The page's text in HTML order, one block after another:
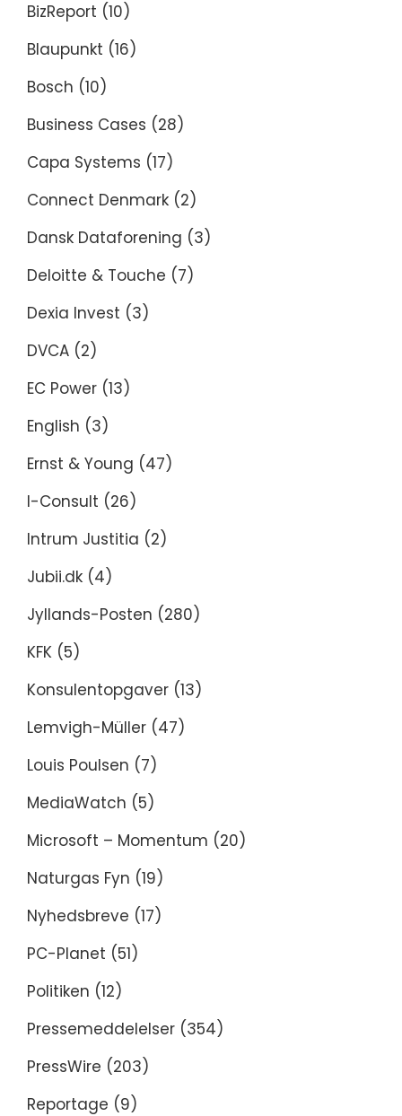
BizReport (10)
Blaupunkt (16)
Bosch (10)
Business Cases (28)
Capa Systems (17)
Connect Denmark (2)
Dansk Dataforening (3)
Deloitte & Touche (7)
Dexia Invest (3)
DVCA (2)
EC Power (13)
English (3)
Ernst & Young (47)
I-Consult (26)
Intrum Justitia (2)
Jubii.dk (4)
Jyllands-Posten (280)
KFK (5)
Konsulentopgaver (13)
Lemvigh-Müller (47)
Louis Poulsen (7)
MediaWatch (5)
Microsoft – Momentum (20)
Naturgas Fyn (19)
Nyhedsbreve (17)
PC-Planet (51)
Politiken (12)
Pressemeddelelser (354)
PressWire (203)
Reportage (9)